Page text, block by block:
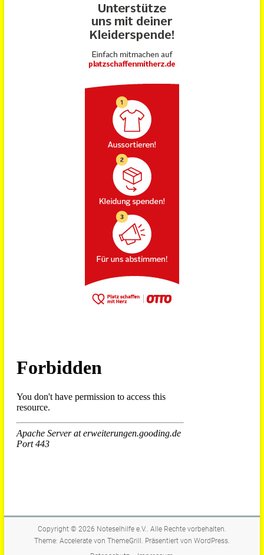
Copyright © 2026 Noteselhilfe e.V.. Alle Rechte vorbehalten.
Theme: Acceleratevon ThemeGrill. Präsentiert von WordPress.